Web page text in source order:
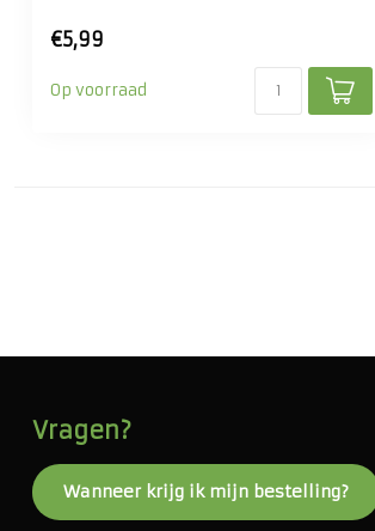
€5,99
Op voorraad
Vragen?
Wanneer krijg ik mijn bestelling?